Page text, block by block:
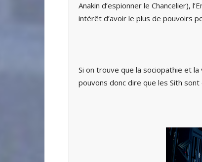
Anakin d’espionner le Chancelier),
intérêt d’avoir le plus de pouvoirs
Si on trouve que la sociopathie et
pouvons donc dire que les Sith